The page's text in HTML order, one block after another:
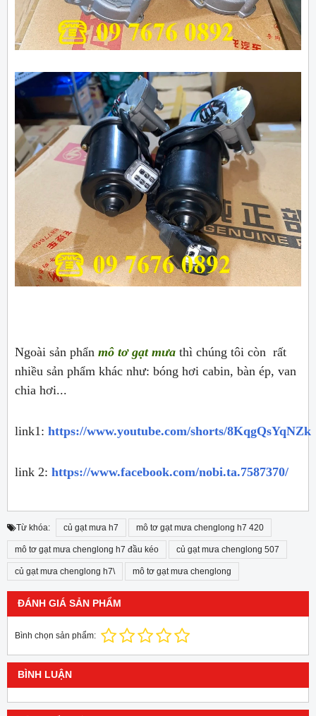
Ngoài sản phẩn mô tơ gạt mưa thì chúng tôi còn rất
nhiều sản phẩm khác như: bóng hơi cabin, bàn ép, van
chia hơi...
link1: https://www.youtube.com/shorts/8KqgQsYqNZk
link 2: https://www.facebook.com/nobi.ta.7587370/
Từ khóa: củ gạt mưa h7 mô tơ gạt mưa chenglong h7 420
mô tơ gạt mưa chenglong h7 đầu kéo củ gạt mưa chenglong 507
củ gạt mưa chenglong h7\ mô tơ gạt mưa chenglong
ĐÁNH GIÁ SẢN PHẨM
Bình chọn sản phẩm:
BÌNH LUẬN